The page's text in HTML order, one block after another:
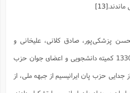
[13]
محسن پزشکی‌پور، صادق کلانی، علیخانی و
عاملی تشکیل گردید. در سال 1330 کمیته دانشجویی و اعضای جوان حزب
حزب پان ایرانیسیم از جبهه ملی، از